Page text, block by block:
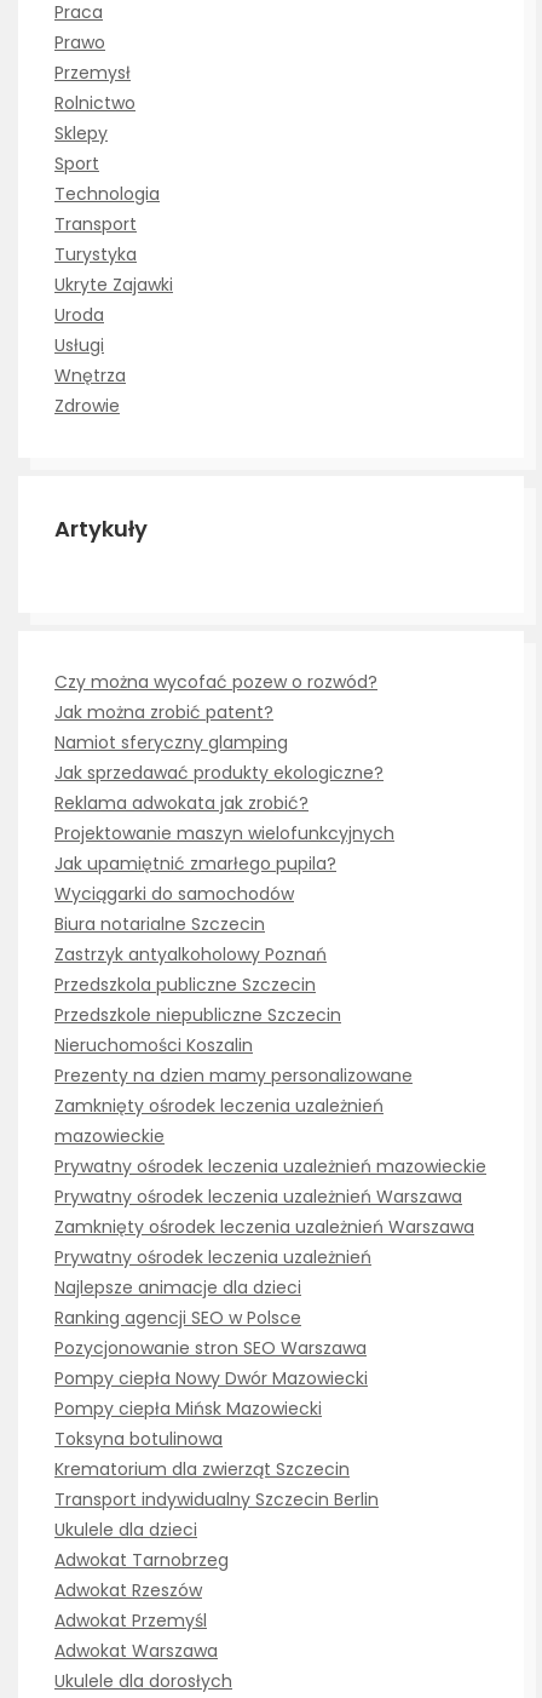
Praca
Prawo
Przemysł
Rolnictwo
Sklepy
Sport
Technologia
Transport
Turystyka
Ukryte Zajawki
Uroda
Usługi
Wnętrza
Zdrowie
Artykuły
Czy można wycofać pozew o rozwód?
Jak można zrobić patent?
Namiot sferyczny glamping
Jak sprzedawać produkty ekologiczne?
Reklama adwokata jak zrobić?
Projektowanie maszyn wielofunkcyjnych
Jak upamiętnić zmarłego pupila?
Wyciągarki do samochodów
Biura notarialne Szczecin
Zastrzyk antyalkoholowy Poznań
Przedszkola publiczne Szczecin
Przedszkole niepubliczne Szczecin
Nieruchomości Koszalin
Prezenty na dzien mamy personalizowane
Zamknięty ośrodek leczenia uzależnień
mazowieckie
Prywatny ośrodek leczenia uzależnień mazowieckie
Prywatny ośrodek leczenia uzależnień Warszawa
Zamknięty ośrodek leczenia uzależnień Warszawa
Prywatny ośrodek leczenia uzależnień
Najlepsze animacje dla dzieci
Ranking agencji SEO w Polsce
Pozycjonowanie stron SEO Warszawa
Pompy ciepła Nowy Dwór Mazowiecki
Pompy ciepła Mińsk Mazowiecki
Toksyna botulinowa
Krematorium dla zwierząt Szczecin
Transport indywidualny Szczecin Berlin
Ukulele dla dzieci
Adwokat Tarnobrzeg
Adwokat Rzeszów
Adwokat Przemyśl
Adwokat Warszawa
Ukulele dla dorosłych